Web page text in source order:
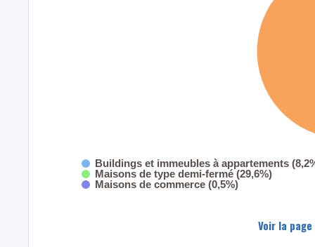
Buildings et immeubles à appartements
Maisons de type demi-fermé (29,6%)
Maisons de commerce (0,5%)
Voir la